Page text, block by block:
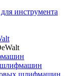
инструмента
шлифмашин
шлифмашин